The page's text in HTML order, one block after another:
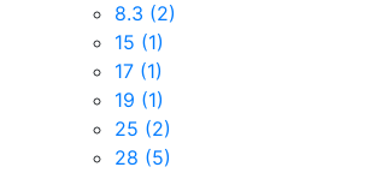
8.3 (2)
15 (1)
17 (1)
19 (1)
25 (2)
28 (5)